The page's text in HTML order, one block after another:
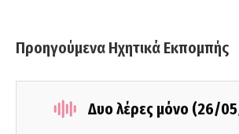
Προηγούμενα Ηχητικά Εκπομπής
Δυο λέρες μόνο (26/